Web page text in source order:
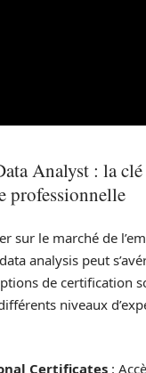
Analyst : la clé
professionnelle
sur le marché de
analysis peut
de certification
niveaux
Certificates :